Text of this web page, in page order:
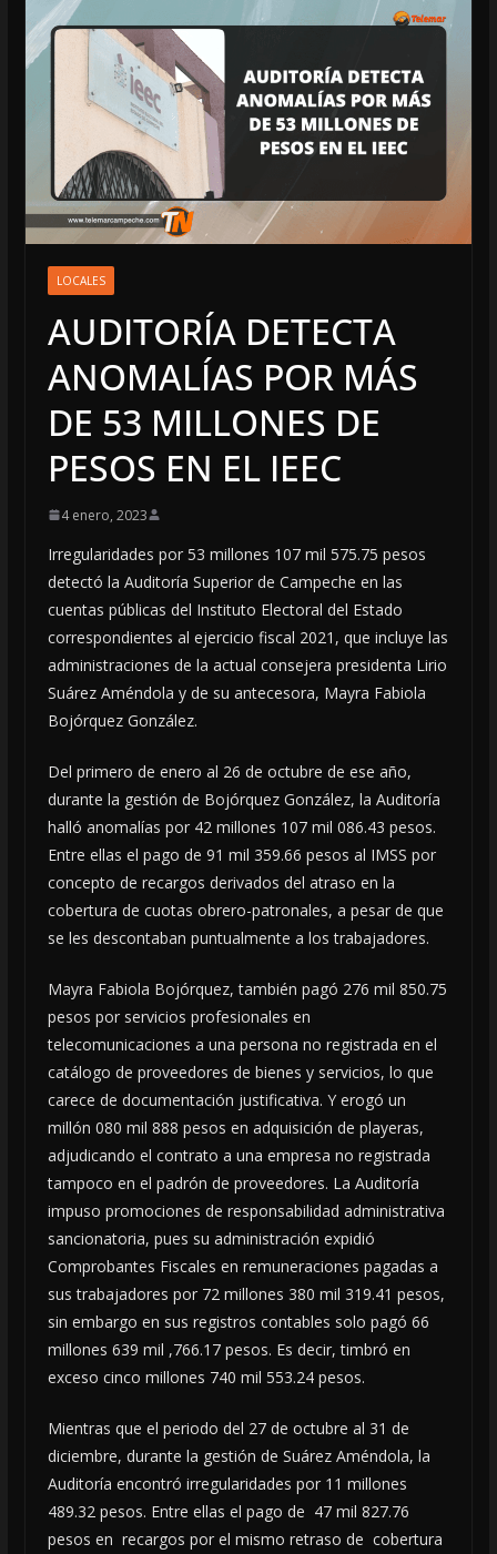
LOCALES
AUDITORÍA DETECTA
ANOMALÍAS POR MÁS
DE 53 MILLONES DE
PESOS EN EL IEEC
4 enero, 2023
Irregularidades por 53 millones 107 mil 575.75 pesos
detectó la Auditoría Superior de Campeche en las
cuentas públicas del Instituto Electoral del Estado
correspondientes al ejercicio fiscal 2021, que incluye las
administraciones de la actual consejera presidenta Lirio
Suárez Améndola y de su antecesora, Mayra Fabiola
Bojórquez González.
Del primero de enero al 26 de octubre de ese año,
durante la gestión de Bojórquez González, la Auditoría
halló anomalías por 42 millones 107 mil 086.43 pesos.
Entre ellas el pago de 91 mil 359.66 pesos al IMSS por
concepto de recargos derivados del atraso en la
cobertura de cuotas obrero-patronales, a pesar de que
se les descontaban puntualmente a los trabajadores.
Mayra Fabiola Bojórquez, también pagó 276 mil 850.75
pesos por servicios profesionales en
telecomunicaciones a una persona no registrada en el
catálogo de proveedores de bienes y servicios, lo que
carece de documentación justificativa. Y erogó un
millón 080 mil 888 pesos en adquisición de playeras,
adjudicando el contrato a una empresa no registrada
tampoco en el padrón de proveedores. La Auditoría
impuso promociones de responsabilidad administrativa
sancionatoria, pues su administración expidió
Comprobantes Fiscales en remuneraciones pagadas a
sus trabajadores por 72 millones 380 mil 319.41 pesos,
sin embargo en sus registros contables solo pagó 66
millones 639 mil ,766.17 pesos. Es decir, timbró en
exceso cinco millones 740 mil 553.24 pesos.
Mientras que el periodo del 27 de octubre al 31 de
diciembre, durante la gestión de Suárez Améndola, la
Auditoría encontró irregularidades por 11 millones
489.32 pesos. Entre ellas el pago de 47 mil 827.76
pesos en recargos por el mismo retraso de cobertura